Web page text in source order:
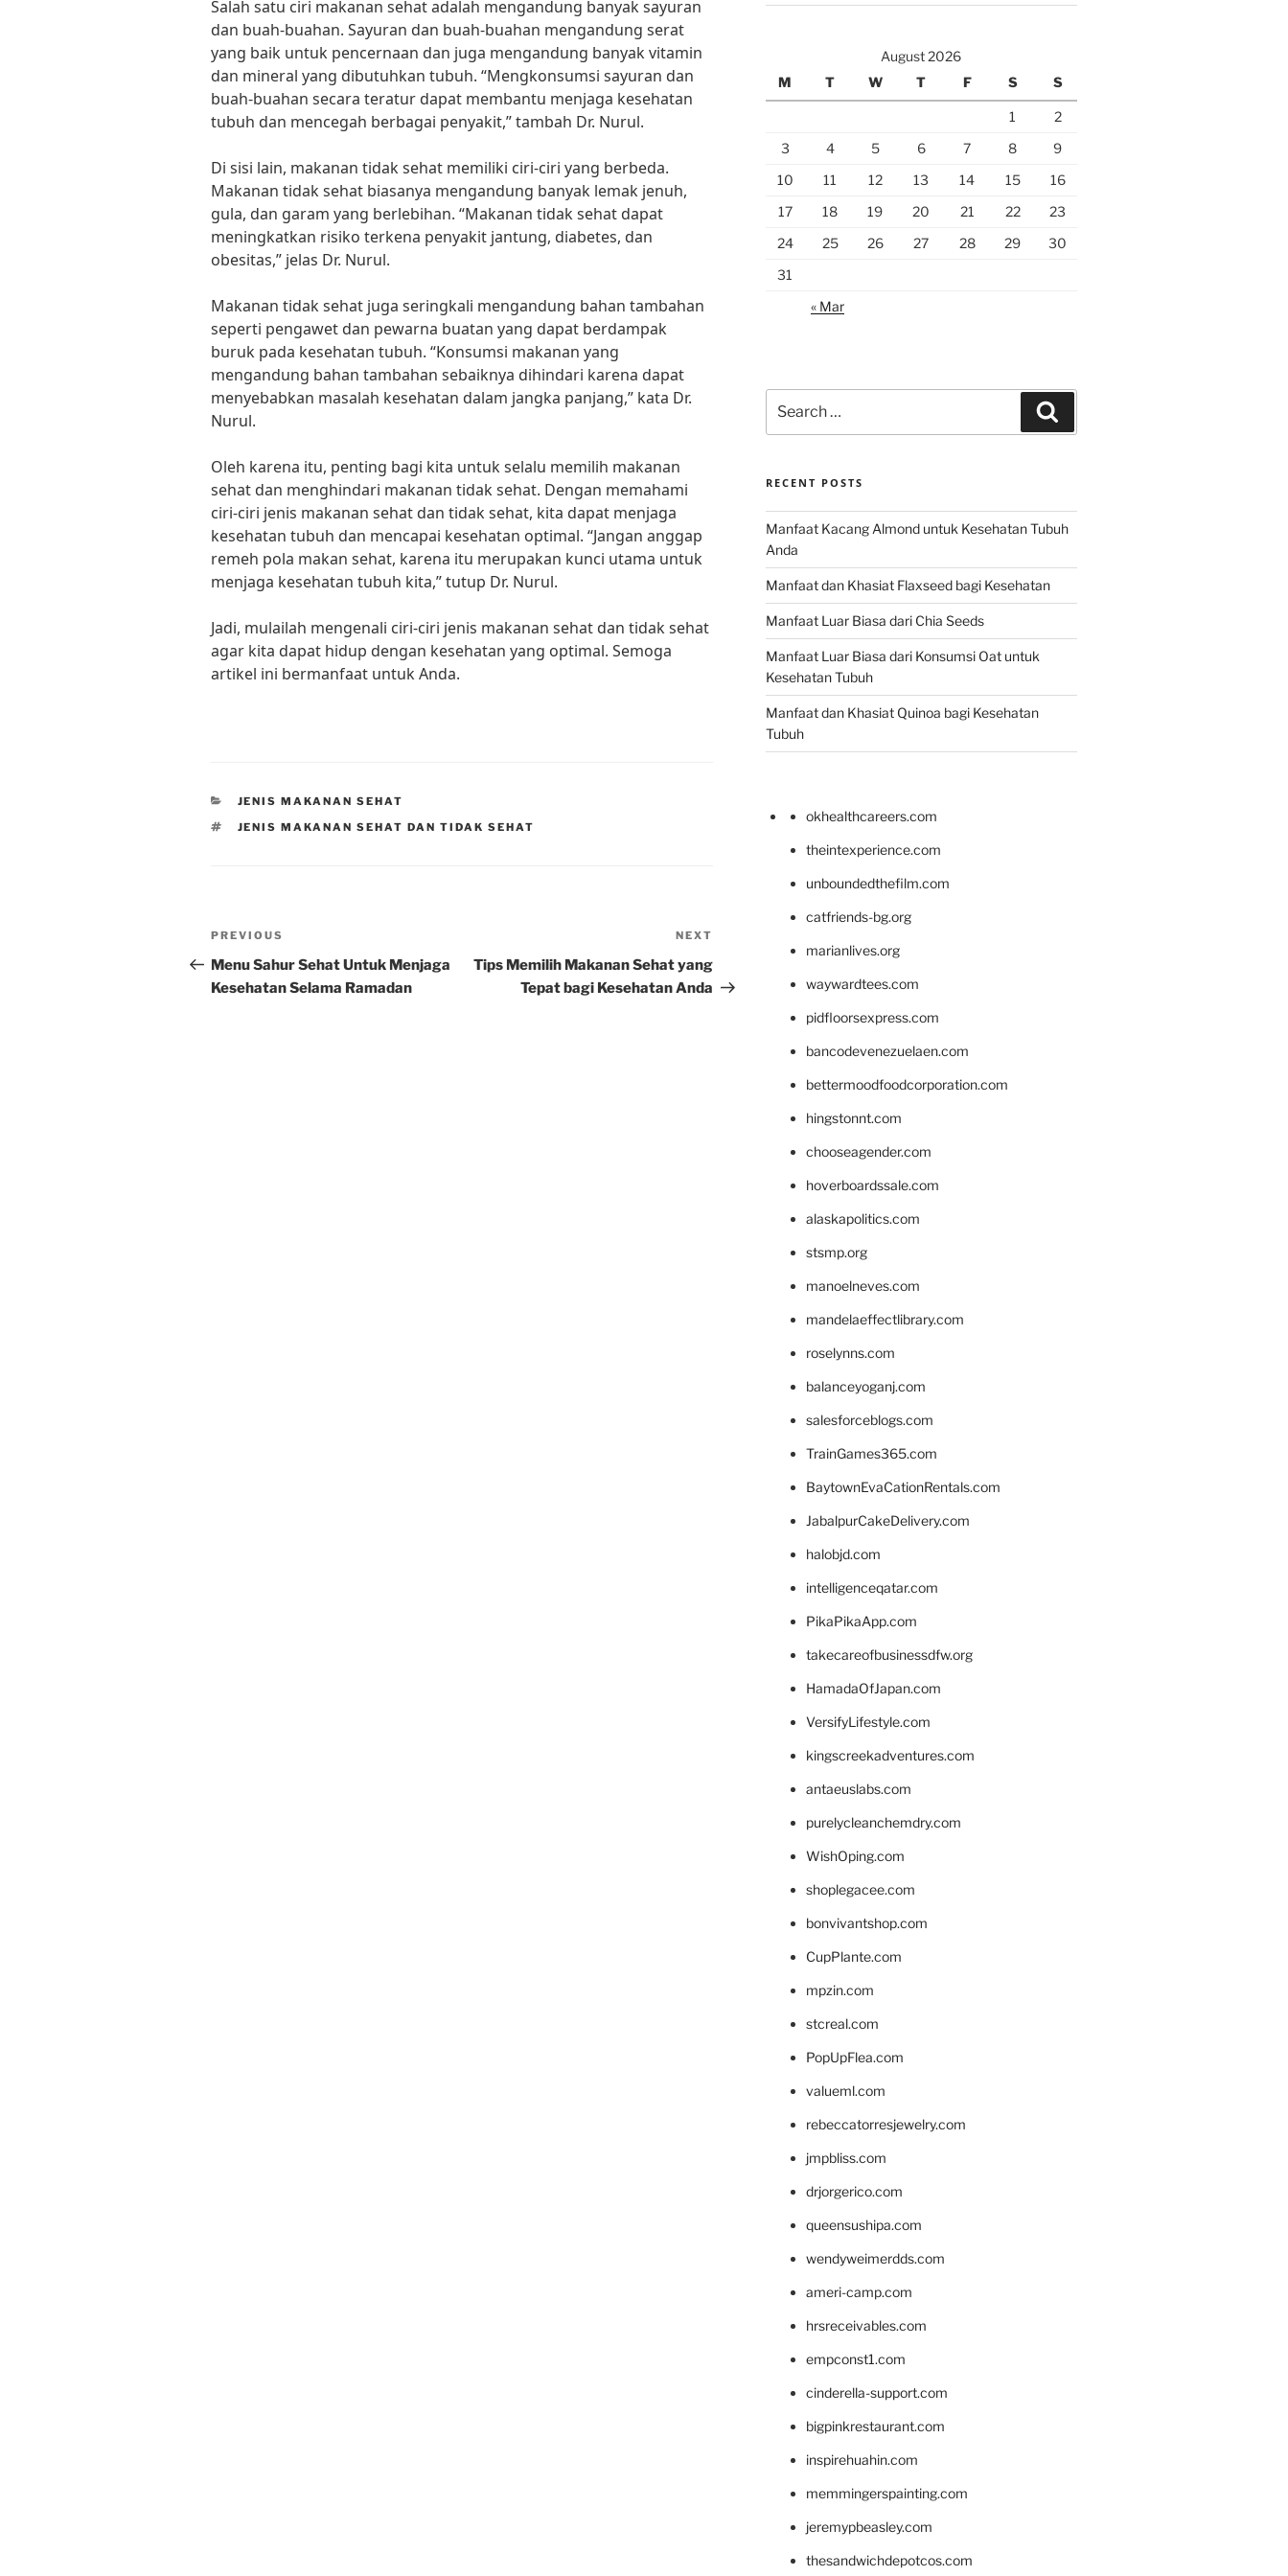
Salah satu ciri makanan sehat adalah mengandung banyak sayuran
dan buah-buahan. Sayuran dan buah-buahan mengandung serat
yang baik untuk pencernaan dan juga mengandung banyak vitamin
dan mineral yang dibutuhkan tubuh. “Mengkonsumsi sayuran dan
buah-buahan secara teratur dapat membantu menjaga kesehatan
tubuh dan mencegah berbagai penyakit,” tambah Dr. Nurul.
Di sisi lain, makanan tidak sehat memiliki ciri-ciri yang berbeda.
Makanan tidak sehat biasanya mengandung banyak lemak jenuh,
gula, dan garam yang berlebihan. “Makanan tidak sehat dapat
meningkatkan risiko terkena penyakit jantung, diabetes, dan
obesitas,” jelas Dr. Nurul.
Makanan tidak sehat juga seringkali mengandung bahan tambahan
seperti pengawet dan pewarna buatan yang dapat berdampak
buruk pada kesehatan tubuh. “Konsumsi makanan yang
mengandung bahan tambahan sebaiknya dihindari karena dapat
menyebabkan masalah kesehatan dalam jangka panjang,” kata Dr.
Nurul.
Oleh karena itu, penting bagi kita untuk selalu memilih makanan
sehat dan menghindari makanan tidak sehat. Dengan memahami
ciri-ciri jenis makanan sehat dan tidak sehat, kita dapat menjaga
kesehatan tubuh dan mencapai kesehatan optimal. “Jangan anggap
remeh pola makan sehat, karena itu merupakan kunci utama untuk
menjaga kesehatan tubuh kita,” tutup Dr. Nurul.
Jadi, mulailah mengenali ciri-ciri jenis makanan sehat dan tidak sehat
agar kita dapat hidup dengan kesehatan yang optimal. Semoga
artikel ini bermanfaat untuk Anda.
CATEGORIES
JENIS MAKANAN SEHAT
TAGS
JENIS MAKANAN SEHAT DAN TIDAK SEHAT
Post
navigation
Previous
Post
PREVIOUS
Menu Sahur Sehat Untuk Menjaga
Kesehatan Selama Ramadan
Post
NEXT
Tips Memilih Makanan Sehat yang
Tepat bagi Kesehatan Anda
August 2026
M
T W T F S S
1
2
3
4 5 6 7 8
9
10
11 12 13 14 15
16
17
18 19 20 21 22
23
24
25 26 27 28 29
30
31
« Mar
for:
RECENT POSTS
Manfaat Kacang Almond untuk Kesehatan Tubuh
Anda
Manfaat dan Khasiat Flaxseed bagi Kesehatan
Manfaat Luar Biasa dari Chia Seeds
Manfaat Luar Biasa dari Konsumsi Oat untuk
Kesehatan Tubuh
Manfaat dan Khasiat Quinoa bagi Kesehatan
Tubuh
okhealthcareers.com
theintexperience.com
unboundedthefilm.com
catfriends-bg.org
marianlives.org
waywardtees.com
pidfloorsexpress.com
bancodevenezuelaen.com
bettermoodfoodcorporation.com
hingstonnt.com
chooseagender.com
hoverboardssale.com
alaskapolitics.com
stsmp.org
manoelneves.com
mandelaeffectlibrary.com
roselynns.com
balanceyoganj.com
salesforceblogs.com
TrainGames365.com
BaytownEvaCationRentals.com
JabalpurCakeDelivery.com
halobjd.com
intelligenceqatar.com
PikaPikaApp.com
takecareofbusinessdfw.org
HamadaOfJapan.com
VersifyLifestyle.com
kingscreekadventures.com
antaeuslabs.com
purelycleanchemdry.com
WishOping.com
shoplegacee.com
bonvivantshop.com
CupPlante.com
mpzin.com
stcreal.com
PopUpFlea.com
valueml.com
rebeccatorresjewelry.com
jmpbliss.com
drjorgerico.com
queensushipa.com
wendyweimerdds.com
ameri-camp.com
hrsreceivables.com
empconst1.com
cinderella-support.com
bigpinkrestaurant.com
inspirehuahin.com
memmingerspainting.com
jeremypbeasley.com
thesandwichdepotcos.com